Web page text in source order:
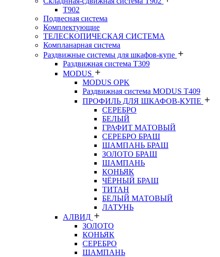
T902
Подвесная система
Комплектующие
ТЕЛЕСКОПИЧЕСКАЯ СИСТЕМА
Компланарная система
Раздвижные системы для шкафов-купе
Раздвижная система Т309
MODUS
MODUS OPK
Раздвижная система MODUS T409
ПРОФИЛЬ ДЛЯ ШКАФОВ-КУПЕ
СЕРЕБРО
БЕЛЫЙ
ГРАФИТ МАТОВЫЙ
СЕРЕБРО БРАШ
ШАМПАНЬ БРАШ
ЗОЛОТО БРАШ
ШАМПАНЬ
КОНЬЯК
ЧЁРНЫЙ БРАШ
ТИТАН
БЕЛЫЙ МАТОВЫЙ
ЛАТУНЬ
АЛВИД
ЗОЛОТО
КОНЬЯК
СЕРЕБРО
ШАМПАНЬ